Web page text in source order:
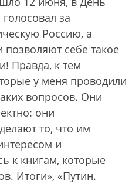
за
Россию, а
себе такое
Правда, к тем
у меня проводили
вопросов. Они
они
то, что им
и
к книгам, которые
Итоги», «Путин.